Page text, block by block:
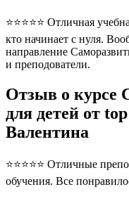
⭐⭐⭐⭐⭐ Отличная
кто начинает с нуля.
направление
и преподователи.
Отзыв о курсе
для детей от
Валентина
⭐⭐⭐⭐⭐ Отличные
обучения. Все